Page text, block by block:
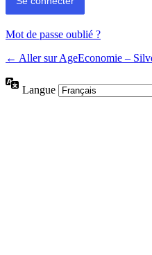
Mot de passe oublié ?
← Aller sur AgeEconomie –
Langue